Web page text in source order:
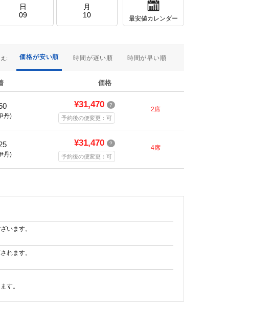
日
09
月
10
最安値カレンダー
: 価格が安い順 時間が遅い順 時間が早い順
価格
丹)
¥31,470 ?
予約後の便変更：可
2席
丹)
¥31,470 ?
予約後の便変更：可
4席
います。
れます。
す。